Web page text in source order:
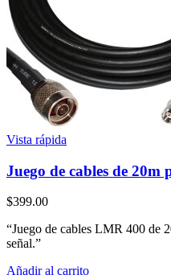
Vista rápida
Juego de cables de 20m
$399.00
“Juego de cables LMR 400 de
señal.”
Añadir al carrito